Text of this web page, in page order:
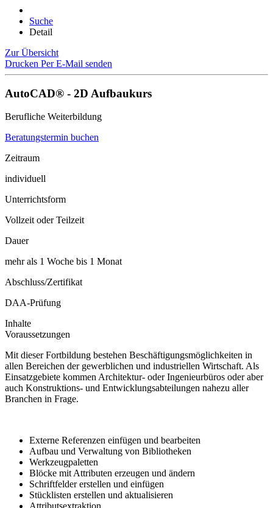
Suche
Detail
Zur Übersicht
Drucken Per E-Mail senden
AutoCAD® - 2D Aufbaukurs
Berufliche Weiterbildung
Beratungstermin buchen
Zeitraum
individuell
Unterrichtsform
Vollzeit oder Teilzeit
Dauer
mehr als 1 Woche bis 1 Monat
Abschluss/Zertifikat
DAA-Prüfung
Inhalte
Voraussetzungen
Mit dieser Fortbildung bestehen Beschäftigungsmöglichkeiten in
allen Bereichen der gewerblichen und industriellen Wirtschaft. Als
Einsatzgebiete kommen Architektur- oder Ingenieurbüros oder aber
auch Konstruktions- und Entwicklungsabteilungen nahezu aller
Branchen in Frage.
Externe Referenzen einfügen und bearbeiten
Aufbau und Verwaltung von Bibliotheken
Werkzeugpaletten
Blöcke mit Attributen erzeugen und ändern
Schriftfelder erstellen und einfügen
Stücklisten erstellen und aktualisieren